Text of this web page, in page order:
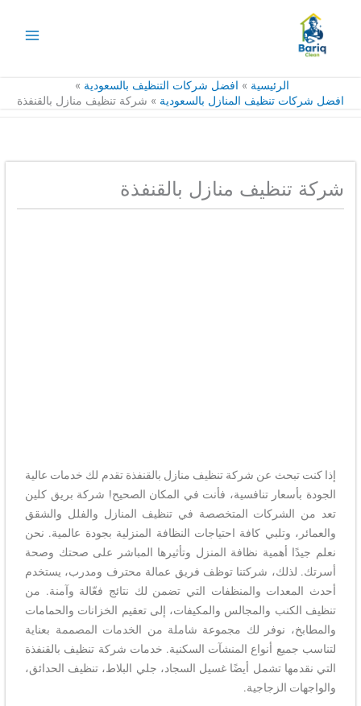
المحتوى
الرئيسية
افضل شركات التنظيف بالسعودية
افضل شركات تنظيف المنازل بالسعودية
شركة تنظيف منازل بالقنفذة
شركة تنظيف منازل بالقنفذة
إذا كنت تبحث عن شركة تنظيف منازل بالقنفذة تقدم لك خدمات عالية
الجودة بأسعار تنافسية، فأنت في المكان الصحيح! شركة بريق كلين
تعد من الشركات المتخصصة في تنظيف المنازل والفلل والشقق
والعمائر، وتلبي كافة احتياجات النظافة المنزلية بجودة عالمية. نحن
نعلم جيدًا أهمية نظافة المنزل وتأثيرها المباشر على صحتك وصحة
أسرتك. لذلك، شركتنا توظف فريق عمالة محترف ومدرب، يستخدم
أحدث المعدات والمنظفات التي تضمن لك نتائج فعّالة وآمنة. من
تنظيف الكنب والمجالس والمكيفات، إلى تعقيم الخزانات والحمامات
والمطابخ، نوفر لك مجموعة شاملة من الخدمات المصممة بعناية
لتناسب جميع أنواع المنشآت السكنية. خدمات شركة تنظيف بالقنفذة
التي نقدمها تشمل أيضًا غسيل السجاد، جلي البلاط، تنظيف الحدائق،
والواجهات الزجاجية.